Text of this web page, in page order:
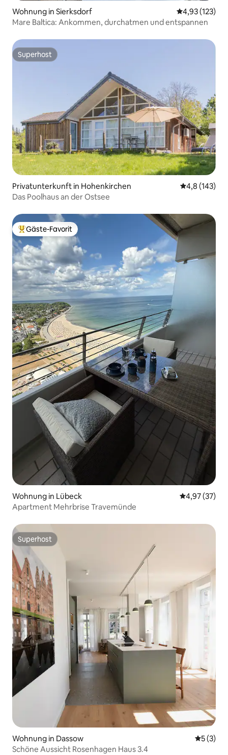
Wohnung in Sierksdorf
4,93 (123)
Mare Baltica: Ankommen, durchatmen und entspannen
Superhost
Superhost
Privatunterkunft in Hohenkirchen
4,8 (143)
Das Poolhaus an der Ostsee
Beliebter Gäste-Favorit.
Gäste-Favorit
Wohnung in Lübeck
4,97 (37)
Apartment Mehrbrise Travemünde
Superhost
Superhost
Wohnung in Dassow
5 (3)
Schöne Aussicht Rosenhagen Haus 3.4